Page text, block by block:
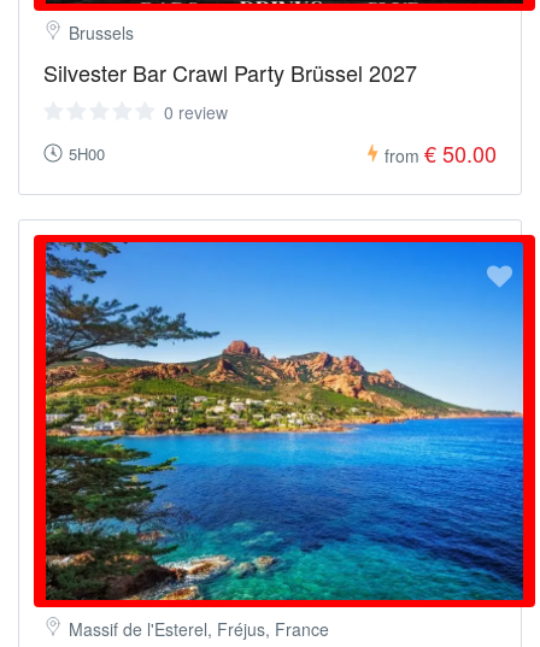
Massif de l'Esterel, Fréjus, France
Brussels
Silvester Bar Crawl Party Brüssel 2027
0 review
5H00 from € 50.00